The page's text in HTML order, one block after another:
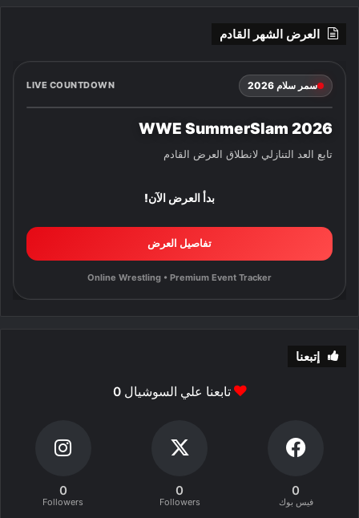
العرض الشهر القادم
سمر سلام 2026 LIVE COUNTDOWN
WWE SummerSlam 2026
تابع العد التنازلي لانطلاق العرض القادم
بدأ العرض الآن!
تفاصيل العرض
Online Wrestling • Premium Event Tracker
إتبعنا
تابعنا علي السوشيال0
0
فيس بوك
0
Followers
0
Followers